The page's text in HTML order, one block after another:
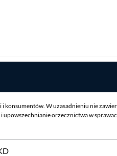
W uzasadnieniu nie
orzecznictwa w